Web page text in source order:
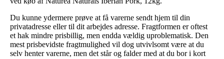
Du kunne ydermere prøve at få varerne sendt hjem til din
privatadresse eller til dit arbejdes adresse. Fragtformen er oftest
et hak mindre prisbillig, men endda vældig uproblematisk. Den
mest prisbevidste fragtmulighed vil dog utvivlsomt være at du
selv henter varerne, men det står og falder med at du bor i kort